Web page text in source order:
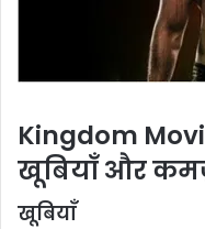
Kingdom
खूबियाँ और
खूबियाँ